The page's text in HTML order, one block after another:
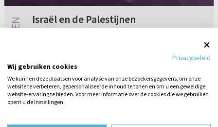
Israël en de Palestijnen
uiteindelijk tot Christus bekeren en de joden
zullen terugkeren naar het eigen land. Op dit
moment i...
7 reacties 28-11-2012
Privacybeleid
Wij gebruiken cookies
We kunnen deze plaatsen voor analyse van onze bezoekersgegevens, om onze
website te verbeteren, gepersonaliseerde inhoud te tonen en om u een geweldige
website-ervaring te bieden. Voor meer informatie over de cookies die we gebruiken
opent u de instellingen.